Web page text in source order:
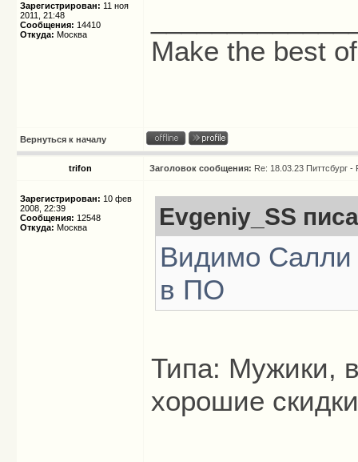
Зарегистрирован: 11 ноя
2011, 21:48
Сообщения: 14410
Откуда: Москва
Make the best
Вернуться к началу
trifon Заголовок сообщения: Re: 18.03.23 Питтсбург -
Зарегистрирован: 10 фев
2008, 22:39
Сообщения: 12548
Откуда: Москва Evgeniy_SS
Видимо Салли
в ПО
Типа: Мужики,
хорошие